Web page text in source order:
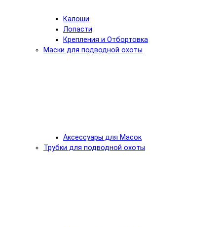
Калоши
Лопасти
Крепления и Отбортовка
Маски для подводной охоты
Аксессуары для Масок
Трубки для подводной охоты